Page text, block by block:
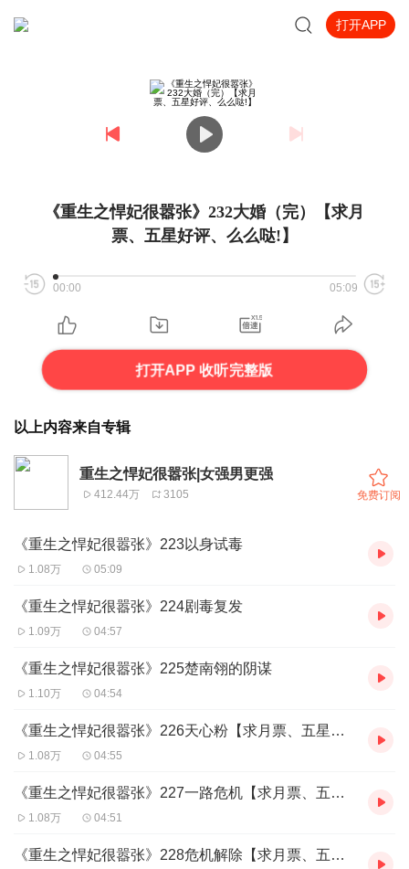
打开APP
《重生之悍妃很嚣张》232大婚（完）【求月
票、五星好评、么么哒!】
00:00 05:09
打开APP 收听完整版
以上内容来自专辑
重生之悍妃很嚣张|女强男更强
412.44万 3105 免费订阅
《重生之悍妃很嚣张》223以身试毒
1.08万 05:09
《重生之悍妃很嚣张》224剧毒复发
1.09万 04:57
《重生之悍妃很嚣张》225楚南翎的阴谋
1.10万 04:54
《重生之悍妃很嚣张》226天心粉【求月票、五星好评、么么哒!】
1.08万 04:55
《重生之悍妃很嚣张》227一路危机【求月票、五星好评、么么哒!】
1.08万 04:51
《重生之悍妃很嚣张》228危机解除【求月票、五星好评、么么哒!】